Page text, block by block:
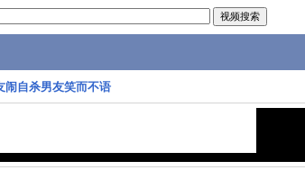
闹自杀男友笑而不语